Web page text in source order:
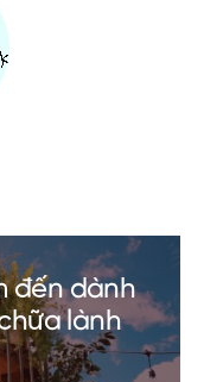
đến dành
lành